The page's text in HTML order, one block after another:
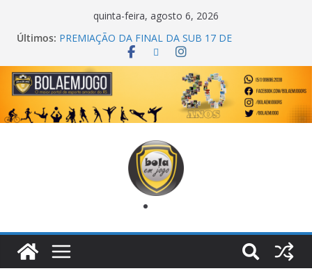
quinta-feira, agosto 6, 2026
Últimos: COPA DO MUNDO PRIMEIRO TOQUE
PREMIAÇÃO DA FINAL DA SUB 17 DE
CACHOEIRINHA
AGEC CAMPEÃ DA 1ª COPA DA AMIZADE
CROSS FUT SM CAMPEÃ DO TORNEIO TURBO
AUTO CENTER
ONZE UNIDOS É BICAMPEÃO DA SUPER LIGA